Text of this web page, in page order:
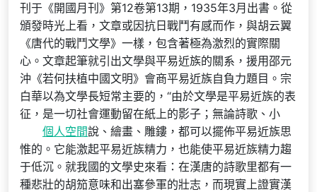
刊于《開國月刊》第12卷第13期，1935年3月出書。從
頒發時光上看，文章或因抗日戰鬥有感而作，與胡云翼
《唐代的戰鬥文學》一樣，包含著極為激烈的實際關
心。文章起筆就引出文學與平易近族的關系，援用邵元
沖《若何扶植中國文明》會商平易近族自負力題目。宗
白華以為文學長短常主要的，“由於文學是平易近族的表
征，是一切社會運動留在紙上的影子；無論詩歌、小
個人空間說、繪畫、雕鏤，都可以擺佈平易近族思
惟的。它能激起平易近族精力，也能使平易近族精力趨
于低沉。就我國的文學史來看：在漢唐的詩歌里都有一
種悲壯的胡笳意味和出塞參軍的壯志，而現實上證實漢